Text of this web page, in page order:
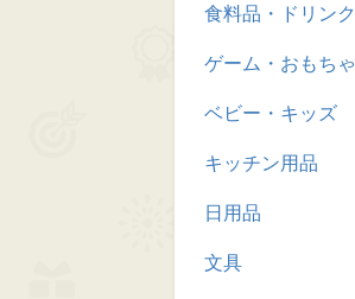
食料品・ドリンク
ゲーム・おもちゃ
ベビー・キッズ
キッチン用品
日用品
文具